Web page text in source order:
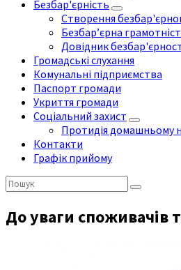
Безбар'єрність
Створення
Безбар’єрна
Довідник
Громадські слухання
Комунальні підприємства
Паспорт громади
Укриття громади
Соціальний захист
Протидія домашньому
Контакти
Графік прийому
Пошук:
До уваги споживачів